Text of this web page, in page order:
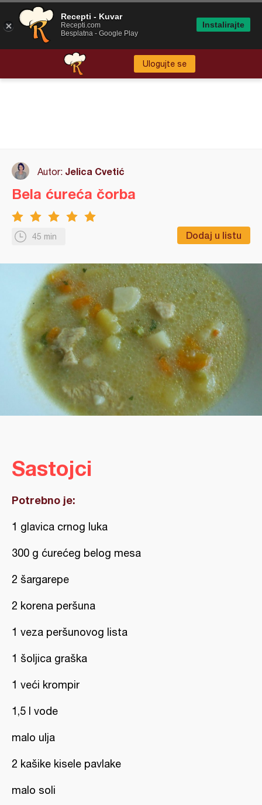
Ulogujte se
Autor: Jelica Cvetić
45 min Dodaj u listu
Bela ćureća čorba
Sastojci
Potrebno je:
1 glavica crnog luka
300 g ćurećeg belog mesa
2 šargarepe
2 korena peršuna
1 veza peršunovog lista
1 šoljica graška
1 veći krompir
1,5 l vode
malo ulja
2 kašike kisele pavlake
malo soli
Recepti - Kuvar
Recepti.com
Besplatna - Google Play
Instalirajte